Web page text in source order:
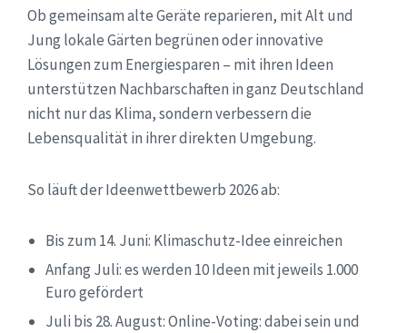
Ob gemeinsam alte Geräte reparieren, mit Alt und
Jung lokale Gärten begrünen oder innovative
Lösungen zum Energiesparen – mit ihren Ideen
unterstützen Nachbarschaften in ganz Deutschland
nicht nur das Klima, sondern verbessern die
Lebensqualität in ihrer direkten Umgebung.
So läuft der Ideenwettbewerb 2026 ab:
Bis zum 14. Juni: Klimaschutz-Idee einreichen
Anfang Juli: es werden 10 Ideen mit jeweils 1.000
Euro gefördert
Juli bis 28. August: Online-Voting: dabei sein und